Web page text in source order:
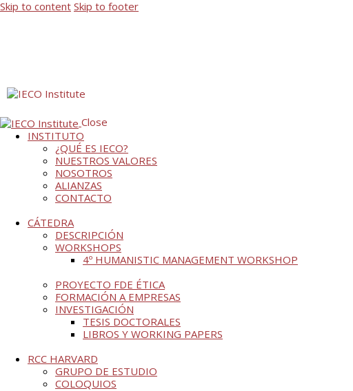
Skip to content Skip to footer
Close
INSTITUTO
¿QUÉ ES IECO?
NUESTROS VALORES
NOSOTROS
ALIANZAS
CONTACTO
CÁTEDRA
DESCRIPCIÓN
WORKSHOPS
4º HUMANISTIC MANAGEMENT WORKSHOP
PROYECTO FDE ÉTICA
FORMACIÓN A EMPRESAS
INVESTIGACIÓN
TESIS DOCTORALES
LIBROS Y WORKING PAPERS
RCC HARVARD
GRUPO DE ESTUDIO
COLOQUIOS